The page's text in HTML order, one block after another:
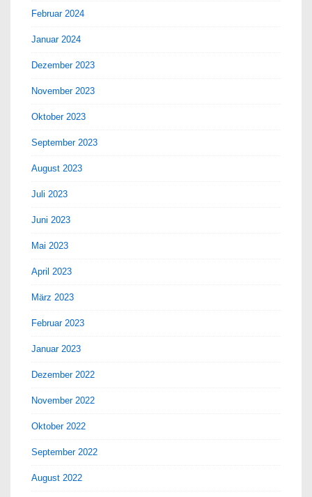
Februar 2024
Januar 2024
Dezember 2023
November 2023
Oktober 2023
September 2023
August 2023
Juli 2023
Juni 2023
Mai 2023
April 2023
März 2023
Februar 2023
Januar 2023
Dezember 2022
November 2022
Oktober 2022
September 2022
August 2022